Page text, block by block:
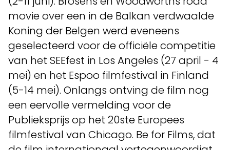
movie over een in de Balkan verdwaalde
Koning der Belgen werd eveneens
geselecteerd voor de officiële competitie
van het SEEfest in Los Angeles (27 april - 4
mei) en het Espoo filmfestival in Finland
(5-14 mei). Onlangs ontving de film nog
een eervolle vermelding voor de
Publieksprijs op het 20ste Europees
filmfestival van Chicago. Be for Films, dat